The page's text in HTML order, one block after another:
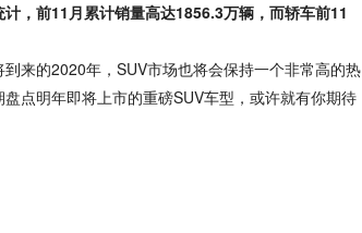
，前11月累计销量高达1856.3万辆，而轿车前11
来的2020年，SUV市场也将会保持一个非常高的热
点明年即将上市的重磅SUV车型，或许就有你期待